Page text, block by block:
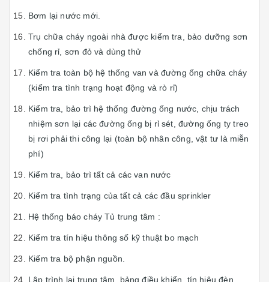
Bơm lại nước mới.
Trụ chữa cháy ngoài nhà được kiểm tra, bảo dưỡng sơn
chống rỉ, sơn đỏ và dùng thử
Kiểm tra toàn bộ hệ thống van và đường ống chữa cháy
(kiểm tra tình trạng hoạt động và rò rỉ)
Kiểm tra, bảo trì hệ thống đường ống nước, chịu trách
nhiệm sơn lại các đường ống bị rỉ sét, đường ống ty treo
bị rơi phải thi công lại (toàn bộ nhân công, vật tư là miễn
phí)
Kiểm tra, bảo trì tất cả các van nước
Kiểm tra tình trạng của tất cả các đầu sprinkler
Hệ thống báo cháy Tủ trung tâm :
Kiểm tra tín hiệu thông số kỹ thuật bo mạch
Kiếm tra bộ phận nguồn.
Lập trình lại trung tâm, bảng điều khiển, tín hiệu đèn,